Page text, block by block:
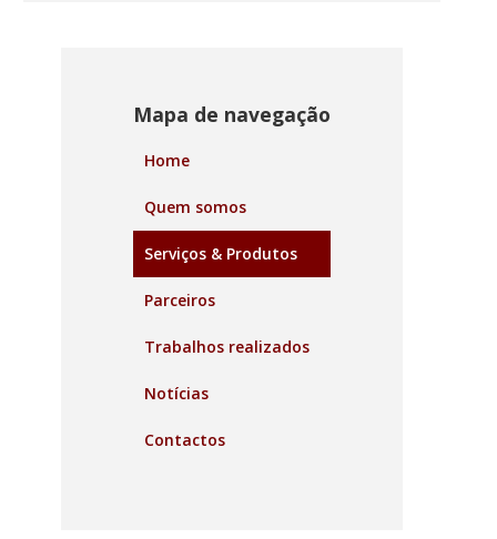
Mapa de navegação
Home
Quem somos
Serviços & Produtos
Parceiros
Trabalhos realizados
Notícias
Contactos